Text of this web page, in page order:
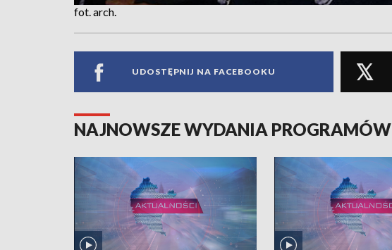
fot. arch.
UDOSTĘPNIJ NA FACEBOOKU
NAJNOWSZE WYDANIA PROGRAMÓW